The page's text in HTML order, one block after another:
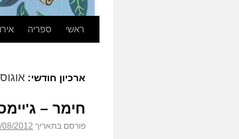
ראשי ספריה
ארכיון חודשי: אוגוסט
חימר –
פורסם בתאריך 08/2012